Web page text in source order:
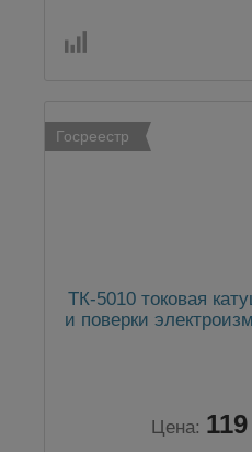
Госреестр
ТК-5010 токовая
и поверки
Цена: